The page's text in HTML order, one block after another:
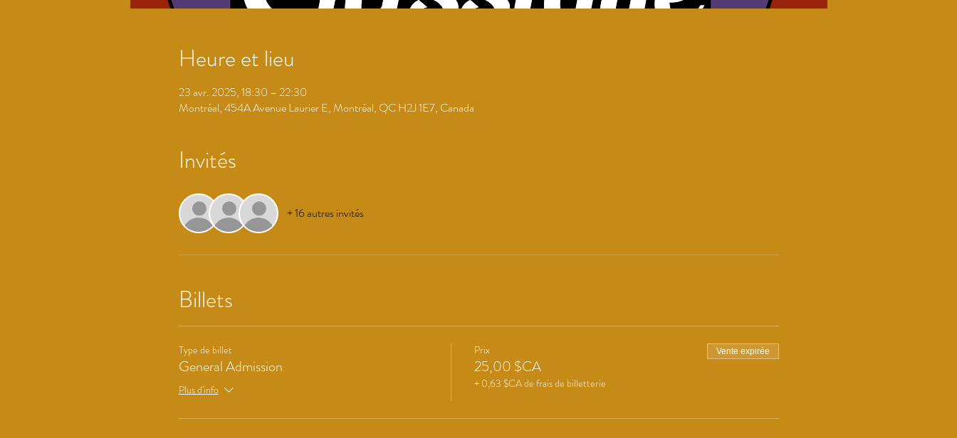
Heure et lieu
23 avr. 2025, 18:30 – 22:30
Montréal, 454A Avenue Laurier E, Montréal, QC H2J 1E7, Canada
Invités
+ 16 autres invités
Billets
Type de billet
General Admission
Plus d'info
Prix
25,00 $CA
+ 0,63 $CA de frais de billetterie
Vente expirée